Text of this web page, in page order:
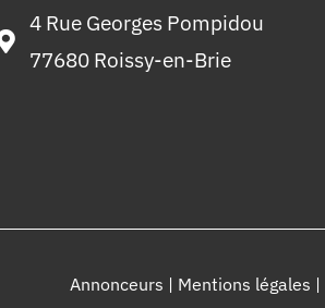
4 Rue Georges Pompidou
77680 Roissy-en-Brie
Annonceurs | Mentions légales |